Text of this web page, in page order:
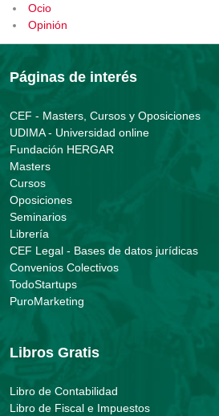
Ocio
Opinión
Páginas de interés
CEF - Masters, Cursos y Oposiciones
UDIMA - Universidad online
Fundación HERGAR
Masters
Cursos
Oposiciones
Seminarios
Librería
CEF Legal - Bases de datos jurídicas
Convenios Colectivos
TodoStartups
PuroMarketing
Libros Gratis
Libro de Contabilidad
Libro de Fiscal e Impuestos